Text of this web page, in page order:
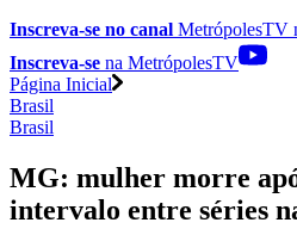
Inscreva-se no canal MetrópolesTV
Inscreva-se na MetrópolesTV
Página Inicial
Brasil
Brasil
MG: mulher morre
intervalo entre séries